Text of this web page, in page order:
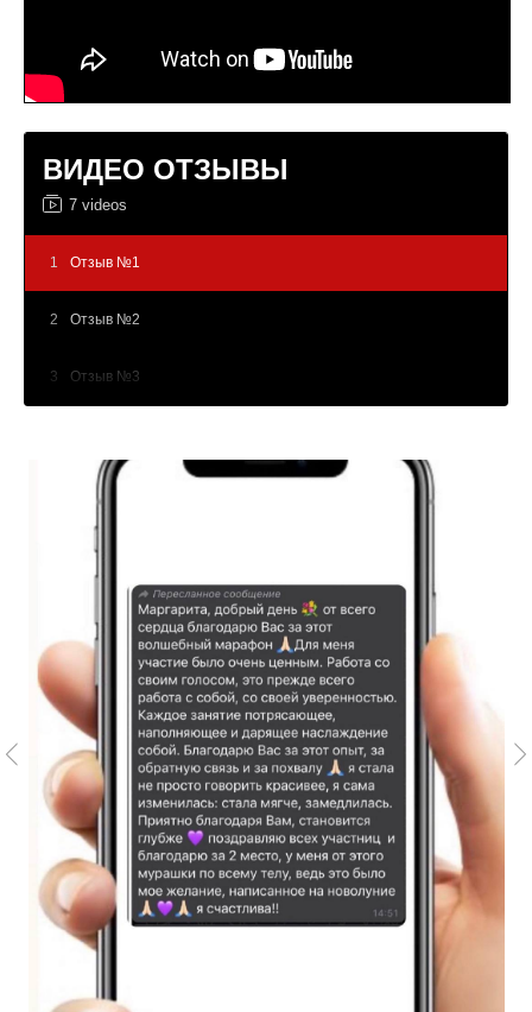
ВИДЕО ОТЗЫВЫ
7 videos
1 Отзыв №1
2 Отзыв №2
3 Отзыв №3
Отзыв №5
Отзыв №6
Отзыв №7